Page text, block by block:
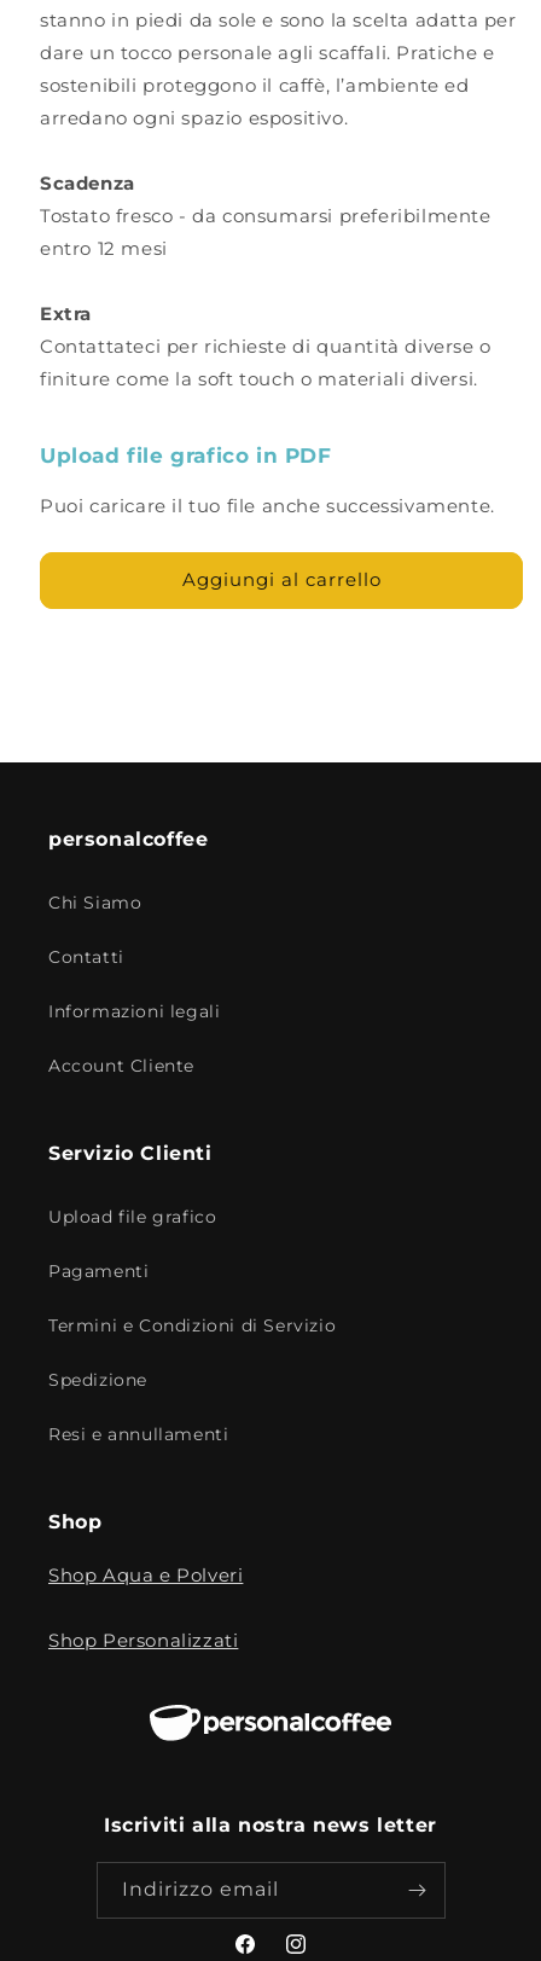
stanno in piedi da sole e sono la scelta adatta per
dare un tocco personale agli scaffali. Pratiche e
sostenibili proteggono il caffè, l’ambiente ed
arredano ogni spazio espositivo.
Scadenza
Tostato fresco - da consumarsi preferibilmente
entro 12 mesi
Extra
Contattateci per richieste di quantità diverse o
finiture come la soft touch o materiali diversi.
Upload file grafico in PDF
Puoi caricare il tuo file anche successivamente.
Aggiungi al carrello
personalcoffee
Chi Siamo
Contatti
Informazioni legali
Account Cliente
Servizio Clienti
Upload file grafico
Pagamenti
Termini e Condizioni di Servizio
Spedizione
Resi e annullamenti
Shop
Shop Aqua e Polveri
Shop Personalizzati
Iscriviti alla nostra news letter
Indirizzo email